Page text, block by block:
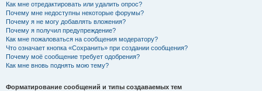
Как мне отредактировать или удалить опрос?
Почему мне недоступны некоторые форумы?
Почему я не могу добавлять вложения?
Почему я получил предупреждение?
Как мне пожаловаться на сообщения модератору?
Что означает кнопка «Сохранить» при создании сообщения?
Почему моё сообщение требует одобрения?
Как мне вновь поднять мою тему?
Форматирование сообщений и типы создаваемых тем